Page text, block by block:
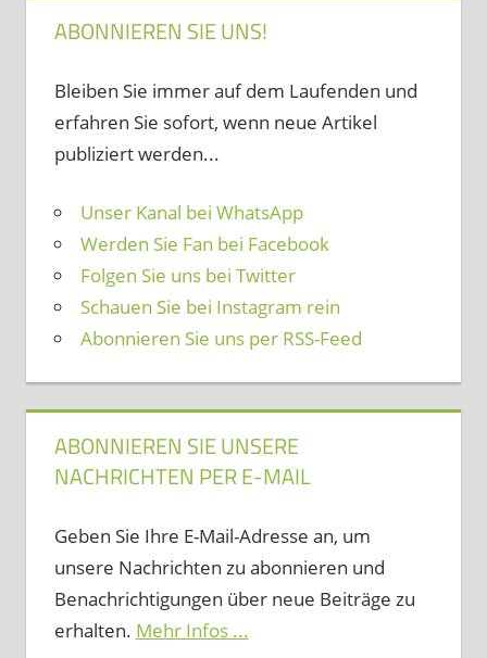
ABONNIEREN SIE UNS!
Bleiben Sie immer auf dem Laufenden und
erfahren Sie sofort, wenn neue Artikel
publiziert werden...
Unser Kanal bei WhatsApp
Werden Sie Fan bei Facebook
Folgen Sie uns bei Twitter
Schauen Sie bei Instagram rein
Abonnieren Sie uns per RSS-Feed
ABONNIEREN SIE UNSERE
NACHRICHTEN PER E-MAIL
Geben Sie Ihre E-Mail-Adresse an, um
unsere Nachrichten zu abonnieren und
Benachrichtigungen über neue Beiträge zu
erhalten. Mehr Infos ...